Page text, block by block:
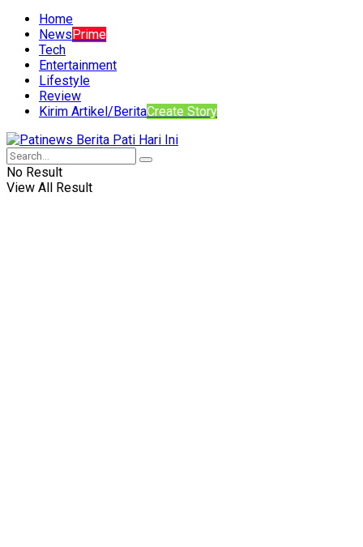
Home
NewsPrime
Tech
Entertainment
Lifestyle
Review
Kirim Artikel/BeritaCreate Story
No Result
View All Result